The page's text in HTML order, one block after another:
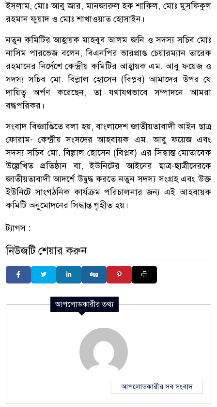
ইসলাম, মোঃ আবু জার, মানজারুল হক শাকিল, মোঃ মুসফিকুল
রহমান ফুয়াদ ও মোঃ শাখাওয়াত হোসাইন।
নতুন কমিটির আহ্বায়ক মাহবুব আলম জনি ও সদস্য সচিব মোঃ
নাসিম পারভেজ বলেন, বিএনপির ভারপ্রাপ্ত চেয়ারম্যান তারেক
রহমানের নির্দেশে কেন্দ্রীয় কমিটির আহ্বায়ক এম. আবু ফয়েজ ও
সদস্য সচিব মো. বিল্লাল হোসেন (বিপ্লব) আমাদের উপর যে
দায়িত্ব অর্পণ করেছেন, তা যথাযথভাবে সম্পাদনে আমরা
বদ্ধপরিকর।
সংবাদ বিজ্ঞাপ্তিতে বলা হয়, বাংলাদেশ জাতীয়তাবাদী আইন ছাত্র
ফোরাম- কেন্দ্রীয় সংসদের আহবায়ক এম. আবু ফয়েজ এবং
সদস্য সচিব মো. বিল্লাল হোসেন (বিপ্লব) এর সিদ্ধান্ত মোতাবেক
উল্লেখিত প্রতিষ্ঠান বা, ইউনিটের আইনের ছাত্র-ছাত্রীদেরকে
জাতীয়তাবাদী আদর্শে উদ্বুদ্ধ করতে নতুন সদস্য সংগ্রহ এবং উক্ত
ইউনিটে সাংগঠনিক কার্যক্রম পরিচালনার জন্য এই আহবায়ক
কমিটি অনুমোদনের সিদ্ধান্ত গৃহীত হয়।
ট্যাগস :
নিউজটি শেয়ার করুন
আপলোডকারীর তথ্য
আপলোডকারীর সব সংবাদ